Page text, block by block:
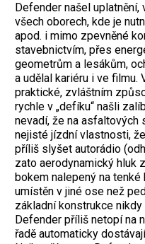
Defender našel
všech oborech, kde je
apod. i mimo zpevněné
stavebnictvím, přes
geometrům a lesákům,
a udělal kariéru i ve filmu.
praktické, zvláštním
rychle v „defíku“ našli
nevadí, že na asfaltových
nejisté jízdní vlastnosti,
příliš slyšet autorádio
zato aerodynamický hluk
bokem nalepený na
umístěn v jiné ose než
základní konstrukce
Defender příliš netopí na
řadě automaticky